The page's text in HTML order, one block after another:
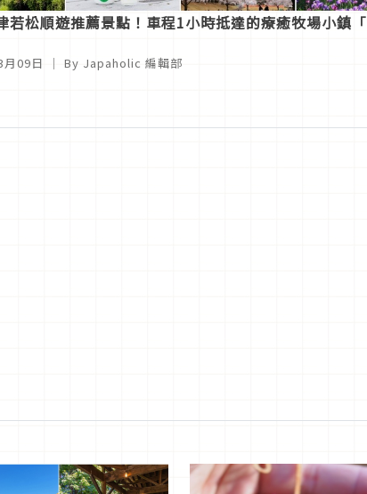
若松順遊推薦景點！車程1小時抵達的療癒牧場小鎮
月09日 ｜ By Japaholic 編輯部